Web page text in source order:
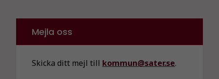
Mejla oss
Skicka ditt mejl till kommun@sater.se.